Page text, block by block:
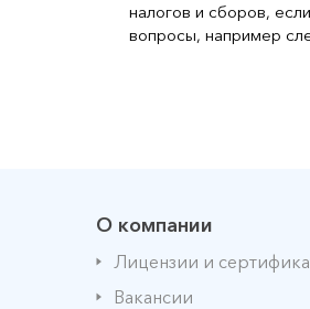
налогов и сборов,
вопросы, например
О компании
Лицензии и
Вакансии